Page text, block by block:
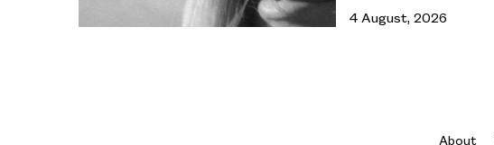
4 August, 2026
About